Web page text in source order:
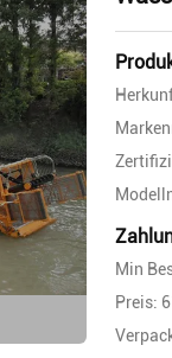
Min
Preis: